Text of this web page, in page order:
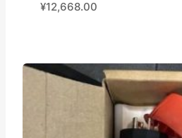
¥12,668.00